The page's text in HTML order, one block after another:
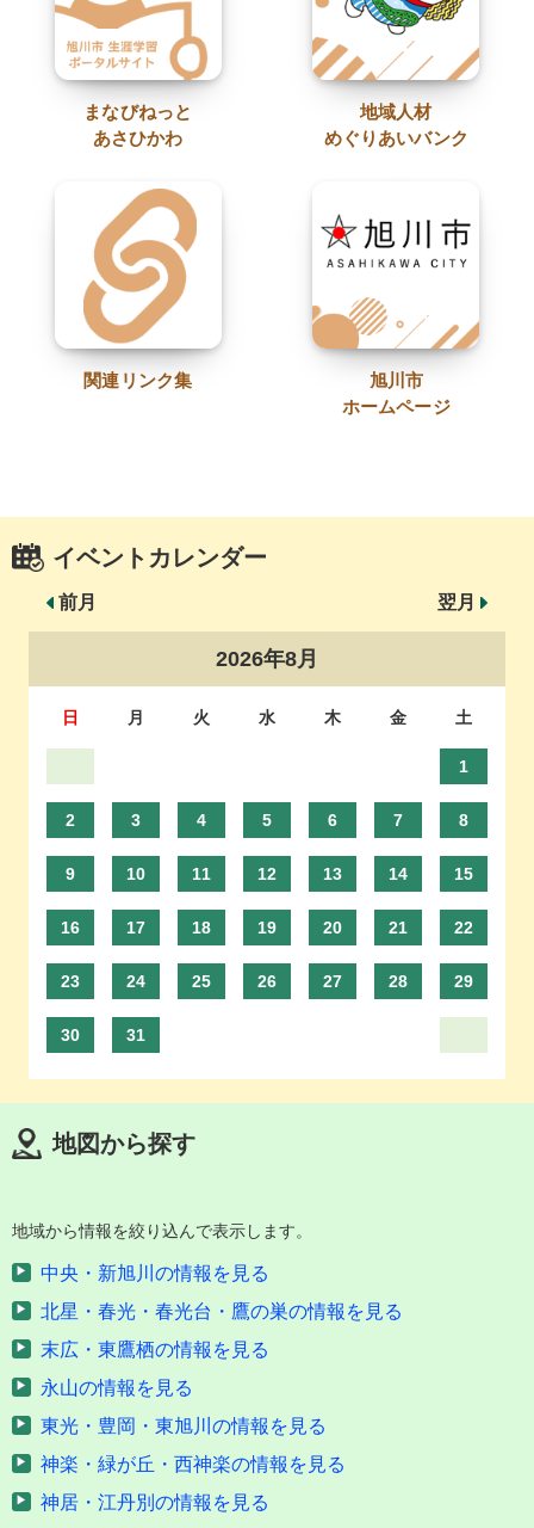
まなびねっと
あさひかわ
地域人材
めぐりあいバンク
関連リンク集
旭川市
ホームページ
イベントカレンダー
2026年8月
日 月 火 水 木 金 土
1
2 3 4 5 6 7 8
9 10 11 12 13 14 15
16 17 18 19 20 21 22
23 24 25 26 27 28 29
30 31
前月 翌月
地図から探す
地域から情報を絞り込んで表示します。
中央・新旭川の情報を見る
北星・春光・春光台・鷹の巣の情報を見る
末広・東鷹栖の情報を見る
永山の情報を見る
東光・豊岡・東旭川の情報を見る
神楽・緑が丘・西神楽の情報を見る
神居・江丹別の情報を見る